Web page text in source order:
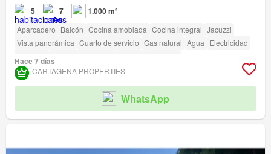
5 7 1.000 m²
Aparcadero Balcón Cocina amoblada Cocina integral Jacuzzi
Vista panorámica Cuarto de servicio Gas natural Agua Electricidad
Depósito Seguridad privada Piscina
Barbecue
Acceso para personas con discapacidad
Hace 7 días
CARTAGENA PROPERTIES
WhatsApp